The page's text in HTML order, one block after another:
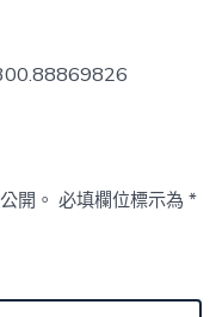
開。 必填欄位標示為*